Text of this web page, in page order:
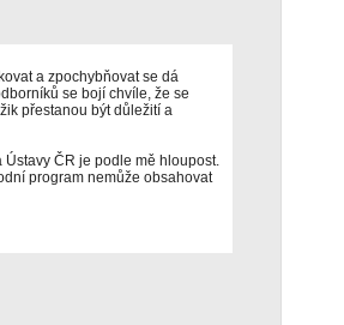
a zpochybňovat se dá
se bojí chvíle, že se
přestanou být důležití a
ČR je podle mě hloupost.
program nemůže obsahovat